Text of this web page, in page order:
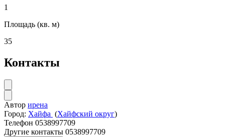
1
Площадь (кв. м)
35
Контакты
Автор ирена
Город: Хайфа (Хайфский округ)
Телефон 0538997709
Другие контакты 0538997709